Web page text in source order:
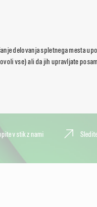
delovanja spletnega mesta
vse) ali da jih upravljate
v stik z nami